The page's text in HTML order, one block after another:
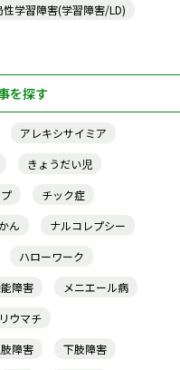
性学習障害(学習障害/LD)
を探す
アレキシサイミア
きょうだい児
チック症
ん
ナルコレプシー
ハローワーク
障害
メニエール病
リウマチ
肢障害
下肢障害